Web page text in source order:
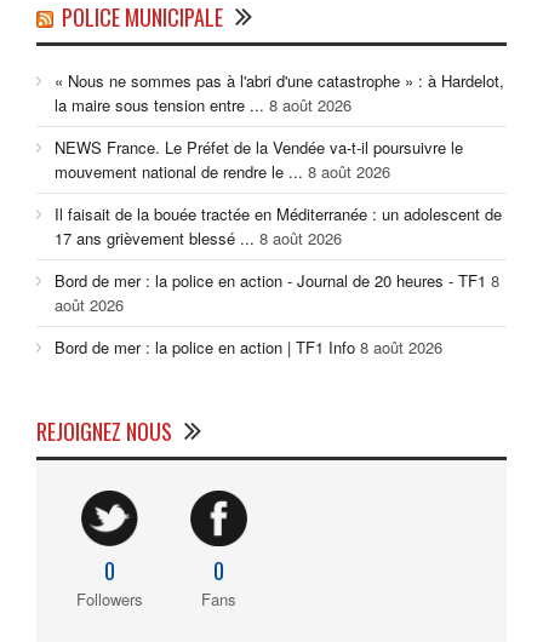
POLICE MUNICIPALE
« Nous ne sommes pas à l'abri d'une catastrophe » : à Hardelot,
la maire sous tension entre ... 8 août 2026
NEWS France. Le Préfet de la Vendée va-t-il poursuivre le
mouvement national de rendre le ... 8 août 2026
Il faisait de la bouée tractée en Méditerranée : un adolescent de
17 ans grièvement blessé ... 8 août 2026
Bord de mer : la police en action - Journal de 20 heures - TF1 8
août 2026
Bord de mer : la police en action | TF1 Info 8 août 2026
REJOIGNEZ NOUS
0
Followers
0
Fans